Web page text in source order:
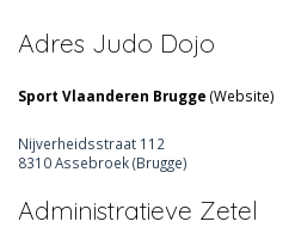
Adres Judo Dojo
Sport Vlaanderen Brugge (Website)
Nijverheidsstraat 112
8310 Assebroek (Brugge)
Administratieve Zetel